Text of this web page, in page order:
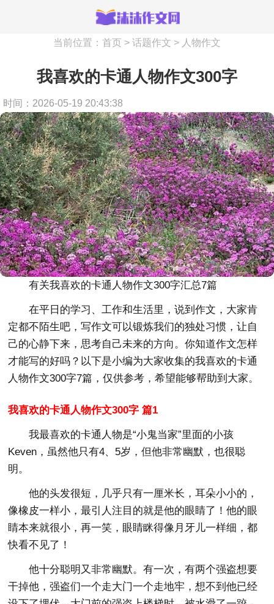
当前位置： 首页 > 话题作文 > 人物作文
我喜欢的卡通人物作文300字
时间：2026-05-19 20:43:38
有关我喜欢的卡通人物作文300字汇总7篇
在平日的学习、工作和生活里，说到作文，大家肯
定都不陌生吧，写作文可以锻炼我们的独处习惯，让自
己的心静下来，思考自己未来的方向。你知道作文怎样
才能写的好吗？以下是小编为大家收集的我喜欢的卡通
人物作文300字7篇，仅供参考，希望能够帮助到大家。
我喜欢的卡通人物作文300字 篇1
我最喜欢的卡通人物是“小鬼当家”里面的小孩
Keven，虽然他只有4、5岁，但他非常幽默，也很聪
明。
他的头发很短，几乎只有一厘米长，耳朵小小的，
像橡皮一样小，最引人注目的就是他的眼睛了！他的眼
睛本来就很小，再一笑，眼睛眯得像月牙儿一样细，都
快看不见了！
他十分聪明又非常幽默。有一次，有两个强盗想要
干掉他，强盗们一个走大门一个走地牢，想不到他已经